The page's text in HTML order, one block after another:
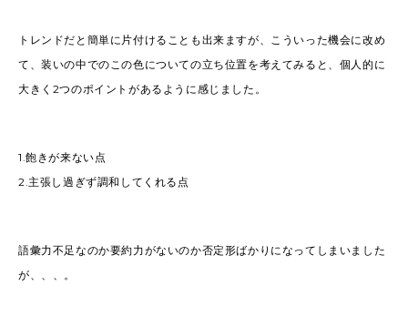
トレンドだと簡単に片付けることも出来ますが、こういった機会に改め
て、装いの中でのこの色についての立ち位置を考えてみると、個人的に
大きく2つのポイントがあるように感じました。
1.飽きが来ない点
2.主張し過ぎず調和してくれる点
語彙力不足なのか要約力がないのか否定形ばかりになってしまいました
が、、、。